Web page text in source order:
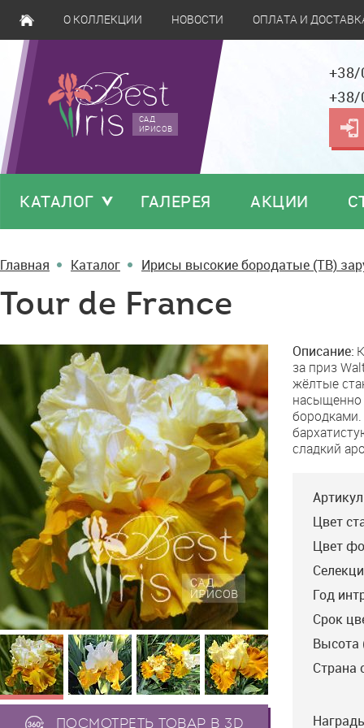
О КОЛЛЕКЦИИ НОВОСТИ ОПЛАТА И
САД
ИРИСОВ
КАТАЛОГ ГАЛЕРЕЯ АКЦИИ
Главная Каталог Ирисы высокие бородатые (TB)
Tour de France
Tour
France
ПОСМОТРЕТЬ ТОВАР В 3D
Описание:
за приз
жёлтые
сладкий
Цвет
Цвет
Год
Срок
Высота
Страна